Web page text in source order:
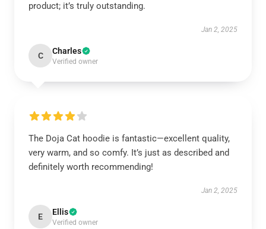
product; it’s truly outstanding.
Jan 2, 2025
C Charles
Verified owner
The Doja Cat hoodie is fantastic—excellent quality,
very warm, and so comfy. It’s just as described and
definitely worth recommending!
Jan 2, 2025
E Ellis
Verified owner